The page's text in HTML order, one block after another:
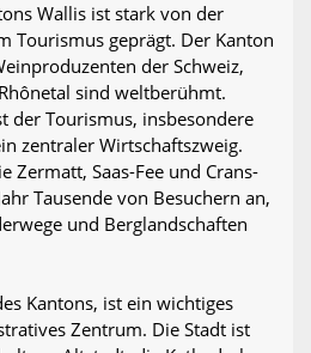
Wallis ist stark von der
Tourismus geprägt. Der Kanton
der Schweiz,
sind weltberühmt.
der Tourismus, insbesondere
zentraler Wirtschaftszweig.
Zermatt, Saas-Fee und Crans-
Tausende von Besuchern an,
und Berglandschaften
Kantons, ist ein wichtiges
Zentrum. Die Stadt ist